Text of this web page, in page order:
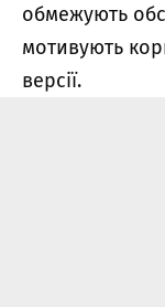
обмежують
мотивують
версії.